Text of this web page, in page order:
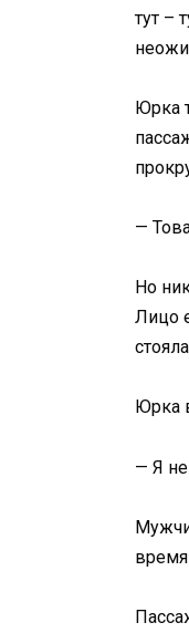
тут –
Юрка
—
Но
Лицо
Юрка
— Я